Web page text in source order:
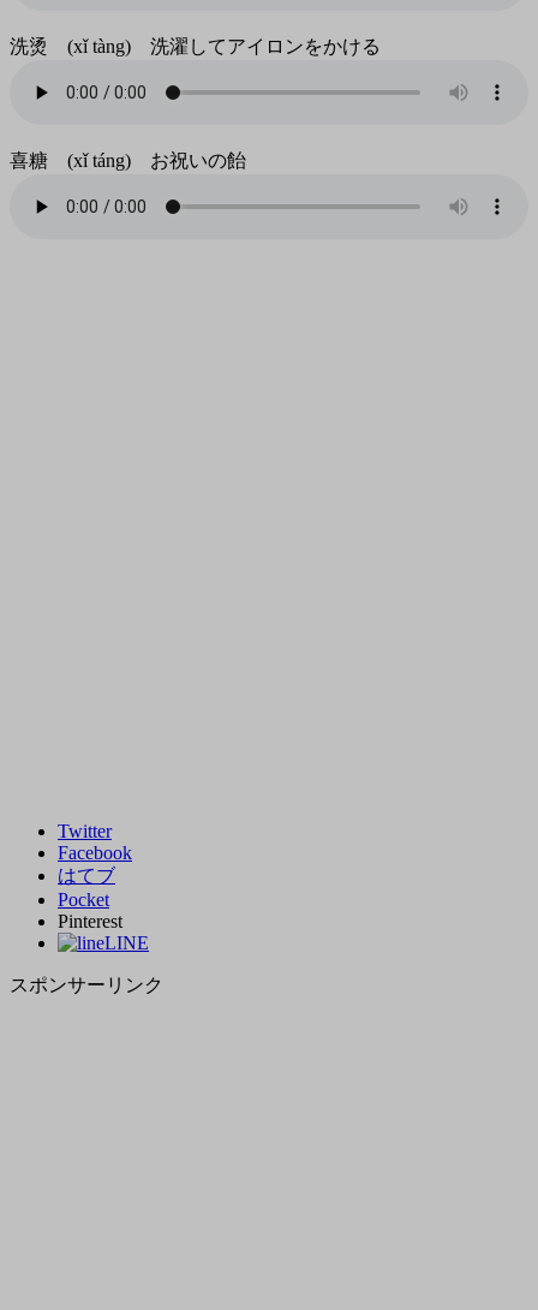
洗烫 (xǐ tàng) 洗濯してアイロンをかける
喜糖 (xǐ táng) お祝いの飴
Twitter
Facebook
はてブ
Pocket
Pinterest
LINE
スポンサーリンク